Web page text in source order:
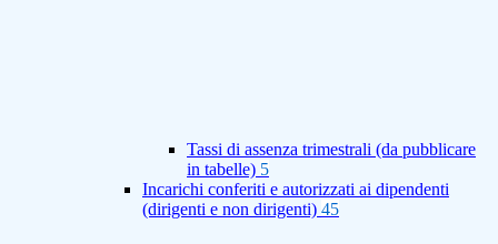
Tassi di assenza trimestrali (da pubblicare
in tabelle) 5
Incarichi conferiti e autorizzati ai dipendenti
(dirigenti e non dirigenti) 45